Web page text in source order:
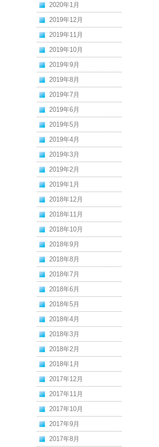
2020年1月
2019年12月
2019年11月
2019年10月
2019年9月
2019年8月
2019年7月
2019年6月
2019年5月
2019年4月
2019年3月
2019年2月
2019年1月
2018年12月
2018年11月
2018年10月
2018年9月
2018年8月
2018年7月
2018年6月
2018年5月
2018年4月
2018年3月
2018年2月
2018年1月
2017年12月
2017年11月
2017年10月
2017年9月
2017年8月